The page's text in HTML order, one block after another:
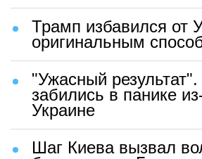
Трамп избавился от
оригинальным
"Ужасный
забились в панике
Украине
Шаг Киева вызвал